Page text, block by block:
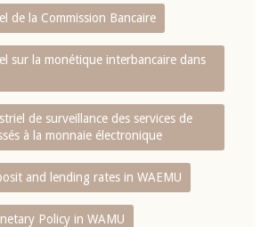
de la Commission Bancaire
sur la monétique interbancaire dans
de surveillance des services de
à la monnaie électronique
and lending rates in WAEMU
Policy in WAMU